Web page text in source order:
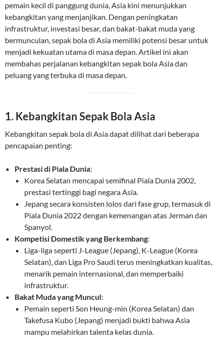
pemain kecil di panggung dunia, Asia kini menunjukkan
kebangkitan yang menjanjikan. Dengan peningkatan
infrastruktur, investasi besar, dan bakat-bakat muda yang
bermunculan, sepak bola di Asia memiliki potensi besar untuk
menjadi kekuatan utama di masa depan. Artikel ini akan
membahas perjalanan kebangkitan sepak bola Asia dan
peluang yang terbuka di masa depan.
1. Kebangkitan Sepak Bola Asia
Kebangkitan sepak bola di Asia dapat dilihat dari beberapa
pencapaian penting:
Prestasi di Piala Dunia:
Korea Selatan mencapai semifinal Piala Dunia 2002,
prestasi tertinggi bagi negara Asia.
Jepang secara konsisten lolos dari fase grup, termasuk di
Piala Dunia 2022 dengan kemenangan atas Jerman dan
Spanyol.
Kompetisi Domestik yang Berkembang:
Liga-liga seperti J-League (Jepang), K-League (Korea
Selatan), dan Liga Pro Saudi terus meningkatkan kualitas,
menarik pemain internasional, dan memperbaiki
infrastruktur.
Bakat Muda yang Muncul:
Pemain seperti Son Heung-min (Korea Selatan) dan
Takefusa Kubo (Jepang) menjadi bukti bahwa Asia
mampu melahirkan talenta kelas dunia.